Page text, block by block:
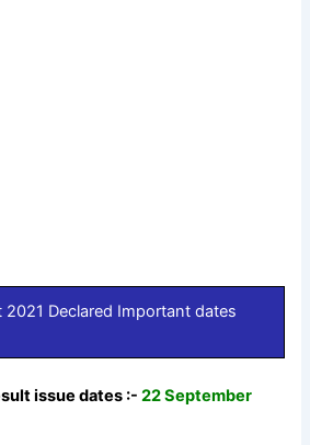
2021 Declared Important dates
issue dates :- 22 September